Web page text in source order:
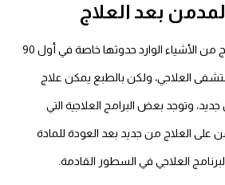
بعد العلاج
حدوث الانتكاسة بعد العلاج من الأشياء الوارد حدوثها خاصة في أول 90
العلاجي، ولكن بالطبع يمكن علاج
وتوجد بعض البرامج العلاجية التي
العلاج من جديد بعد العودة للمادة
العلاجي في السطور القادمة.